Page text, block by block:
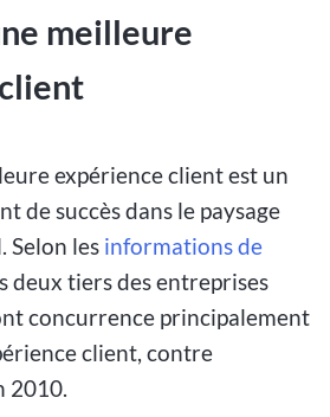
meilleure
expérience client est un
de succès dans le paysage
Selon les informations de
deux tiers des entreprises
concurrence principalement
client, contre
2010.